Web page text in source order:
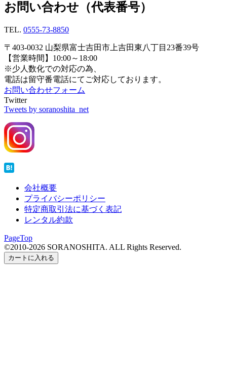
お問い合わせ（代表番号）
TEL. 0555-73-8850
〒403-0032 山梨県富士吉田市上吉田東八丁目23番39号
【営業時間】10:00～18:00
※少人数化での対応の為、
電話は留守番電話にてご対応しております。
お問い合わせフォーム
Twitter
Tweets by soranoshita_net
会社概要
プライバシーポリシー
特定商取引法に基づく表記
レンタル約款
PageTop
©2010-2026 SORANOSHITA. ALL Rights Reserved.
カートに入れる